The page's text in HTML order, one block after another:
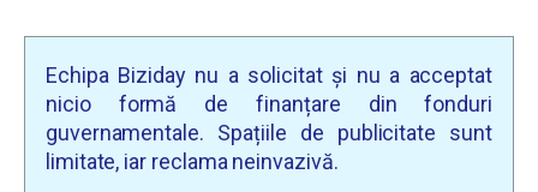
Echipa Biziday nu a solicitat și nu a acceptat
nicio formă de finanțare din fonduri
guvernamentale. Spațiile de publicitate sunt
limitate, iar reclama neinvazivă.